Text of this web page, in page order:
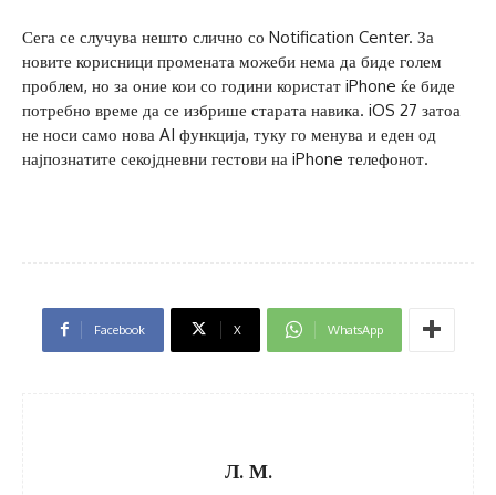
Сега се случува нешто слично со Notification Center. За
новите корисници промената можеби нема да биде голем
проблем, но за оние кои со години користат iPhone ќе биде
потребно време да се избрише старата навика. iOS 27 затоа
не носи само нова AI функција, туку го менува и еден од
најпознатите секојдневни гестови на iPhone телефонот.
Facebook X WhatsApp
Л. М.